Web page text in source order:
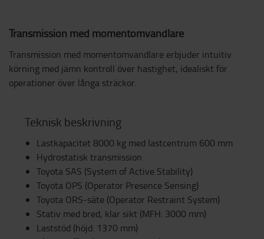
Transmission med momentomvandlare
Transmission med momentomvandlare erbjuder intuitiv
körning med jämn kontroll över hastighet, idealiskt för
operationer över långa sträckor.
Teknisk beskrivning
Lastkapacitet 8000 kg med lastcentrum 600 mm
Hydrostatisk transmission
Toyota SAS (System of Active Stability)
Toyota OPS (Operator Presence Sensing)
Toyota ORS-säte (Operator Restraint System)
Stativ med bred, klar sikt (MFH: 3000 mm)
Laststöd (höjd: 1370 mm)